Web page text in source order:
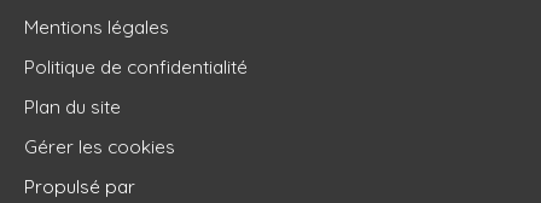
Mentions légales
Politique de confidentialité
Plan du site
Gérer les cookies
Propulsé par